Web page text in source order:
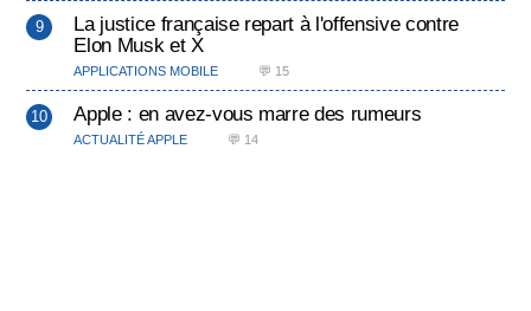
La justice française repart à l'offensive contre
Elon Musk et X
APPLICATIONS MOBILE 💬 15
Apple : en avez-vous marre des rumeurs
ACTUALITÉ APPLE 💬 14